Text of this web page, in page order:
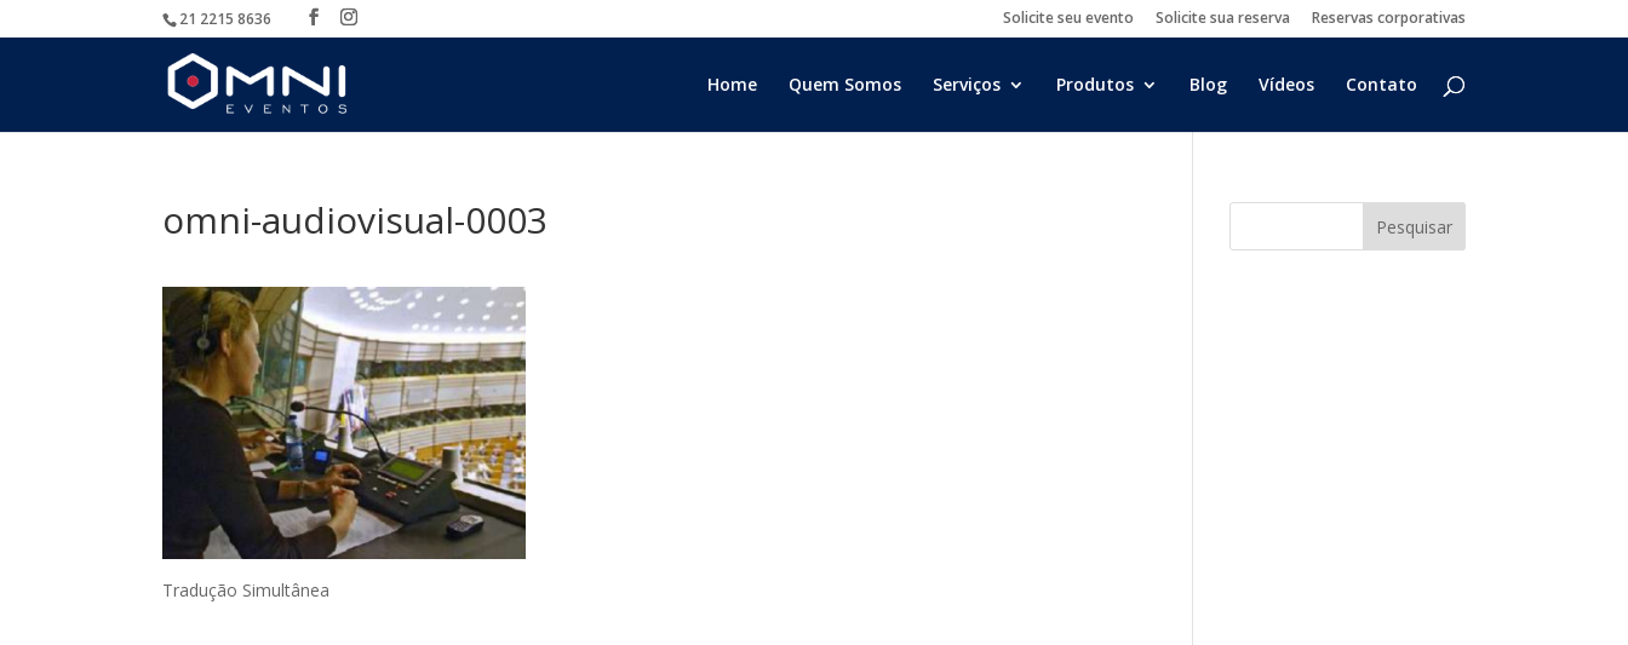
21 2215 8636 Solicite seu evento Solicite sua reserva Reservas corporativas
Home Quem Somos Serviços Produtos Blog Vídeos Contato
omni-audiovisual-0003
Tradução Simultânea